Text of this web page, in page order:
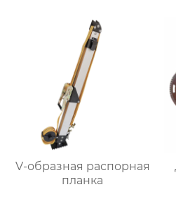
V-образная распорная
планка